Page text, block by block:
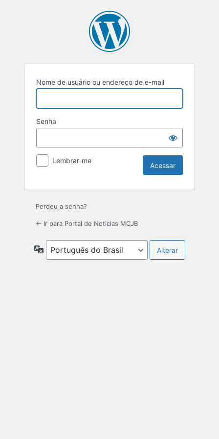
Nome de usuário ou endereço de e-mail
Senha
Lembrar-me
Perdeu a senha?
← Ir para Portal de Noticias MCJB
Idioma